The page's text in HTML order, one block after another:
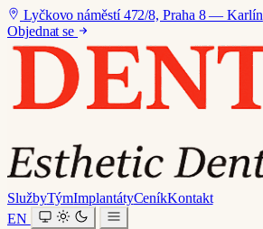
Lyčkovo náměstí 472/8, Praha 8 — Karlín
Objednat se
SlužbyTýmImplantátyCeníkKontakt
EN